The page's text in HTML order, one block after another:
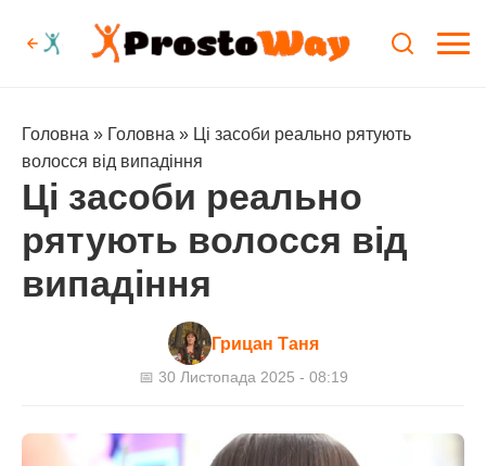
Головна » Головна » Ці засоби реально рятують
волосся від випадіння
Ці засоби реально
рятують волосся від
випадіння
Грицан Таня
📅 30 Листопада 2025 - 08:19